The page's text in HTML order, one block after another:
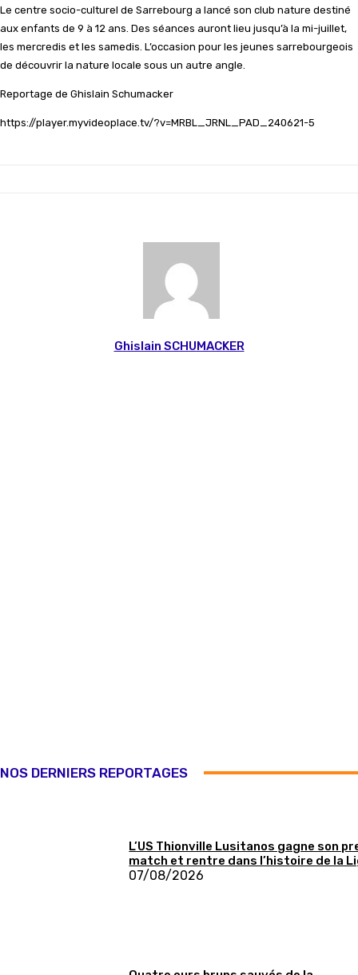
Le centre socio-culturel de Sarrebourg a lancé son club nature destiné
aux enfants de 9 à 12 ans. Des séances auront lieu jusqu’à la mi-juillet,
les mercredis et les samedis. L’occasion pour les jeunes sarrebourgeois
de découvrir la nature locale sous un autre angle.
Reportage de Ghislain Schumacker
https://player.myvideoplace.tv/?v=MRBL_JRNL_PAD_240621-5
Ghislain SCHUMACKER
NOS DERNIERS REPORTAGES
L’US Thionville Lusitanos gagne son
match et rentre dans l’histoire de la
07/08/2026